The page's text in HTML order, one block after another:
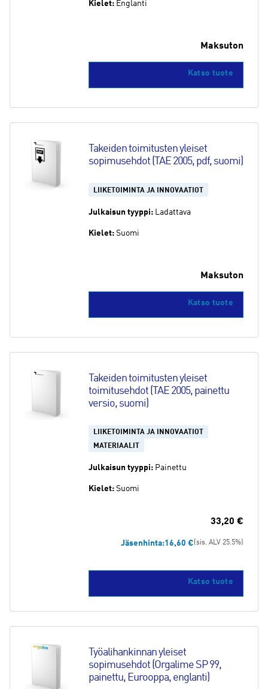
Kielet: Englanti
Maksuton
Katso tuote
Takeiden toimitusten yleiset
sopimusehdot (TAE 2005, pdf, suomi)
LIIKETOIMINTA JA INNOVAATIOT
Julkaisun tyyppi: Ladattava
Kielet: Suomi
Maksuton
Katso tuote
Takeiden toimitusten yleiset
toimitusehdot (TAE 2005, painettu
versio, suomi)
LIIKETOIMINTA JA INNOVAATIOT
MATERIAALIT
Julkaisun tyyppi: Painettu
Kielet: Suomi
33,20 €
Jäsenhinta:16,60 € (sis. ALV 25.5%)
Katso tuote
Työalihankinnan yleiset
sopimusehdot (Orgalime SP 99,
painettu, Eurooppa, englanti)